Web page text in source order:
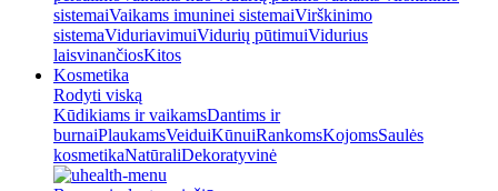
sistemaiVaikams imuninei sistemaiVirškinimo
sistemaViduriavimuiVidurių pūtimuiVidurius
laisvinančiosKitos
Kosmetika
Rodyti viską
Kūdikiams ir vaikamsDantims ir
burnaiPlaukamsVeiduiKūnuiRankomsKojomsSaulės
kosmetikaNatūraliDekoratyvinė